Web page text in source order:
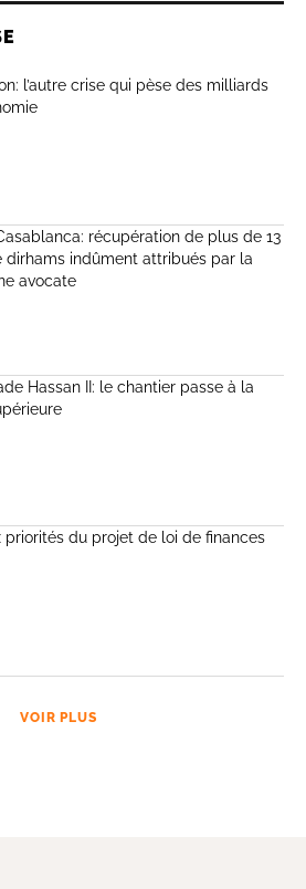
l’autre crise qui pèse des milliards
récupération de plus de 13
dirhams indûment attribués par la
avocate
Hassan II: le chantier passe à la
priorités du projet de loi de finances
VOIR PLUS